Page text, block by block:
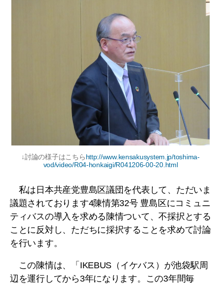
↓討論の様子はこちらhttp://www.kensakusystem.jp/toshima-
vod/video/R04-honkaigi/R041206-00-20.html
私は日本共産党豊島区議団を代表して、ただいま
議題されております4陳情第32号 豊島区にコミュニ
ティバスの導入を求める陳情ついて、不採択とする
ことに反対し、ただちに採択することを求めて討論
を行います。
この陳情は、「IKEBUS（イケバス）が池袋駅周
辺を運行してから3年になります。この3年間毎